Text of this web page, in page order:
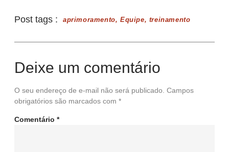
Post tags : aprimoramento,Equipe, treinamento
Deixe um comentário
O seu endereço de e-mail não será publicado. Campos
obrigatórios são marcados com *
Comentário *